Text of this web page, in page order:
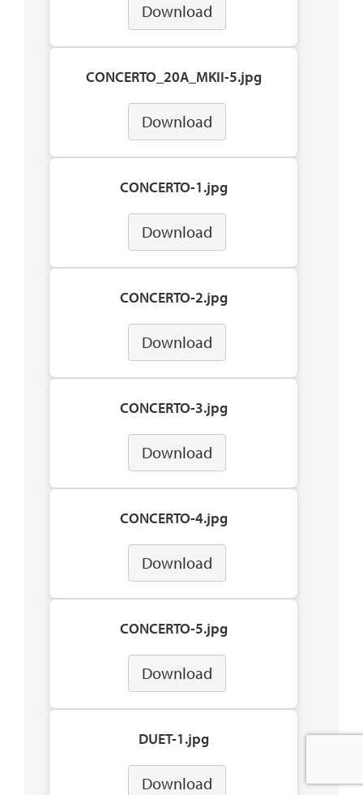
Download
CONCERTO_20A_MKII-5.jpg
Download
CONCERTO-1.jpg
Download
CONCERTO-2.jpg
Download
CONCERTO-3.jpg
Download
CONCERTO-4.jpg
Download
CONCERTO-5.jpg
Download
DUET-1.jpg
Download